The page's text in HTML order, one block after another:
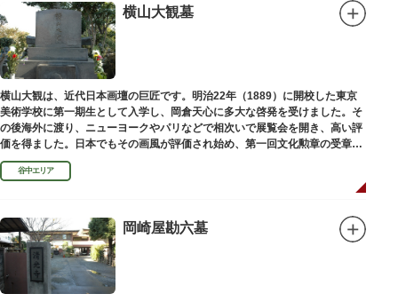
横山大観墓
横山大観は、近代日本画壇の巨匠です。明治22年（1889）に開校した東京
美術学校に第一期生として入学し、岡倉天心に多大な啓発を受けました。そ
の後海外に渡り、ニューヨークやパリなどで相次いで展覧会を開き、高い評
価を得ました。日本でもその画風が評価され始め、第一回文化勲章の受章者
となりました。お墓は谷中霊園にあります。
谷中エリア
岡崎屋勘六墓